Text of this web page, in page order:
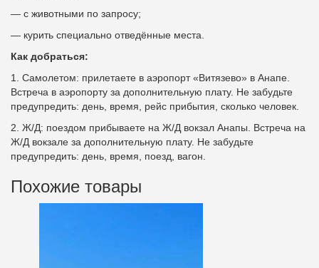
— с животными по запросу;
— курить специально отведённые места.
Как добраться:
1. Самолетом: прилетаете в аэропорт «Витязево» в Анапе.
Встреча в аэропорту за дополнительную плату. Не забудьте
предупредить: день, время, рейс прибытия, сколько человек.
2. Ж/Д: поездом прибываете на Ж/Д вокзал Анапы. Встреча на
Ж/Д вокзале за дополнительную плату. Не забудьте
предупредить: день, время, поезд, вагон.
Похожие товары